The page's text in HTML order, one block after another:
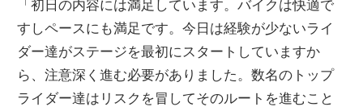
「初日の内容には満足しています。バイクは快適で
すしペースにも満足です。今日は経験が少ないライ
ダー達がステージを最初にスタートしていますか
ら、注意深く進む必要がありました。数名のトップ
ライダー達はリスクを冒してそのルートを進むこと